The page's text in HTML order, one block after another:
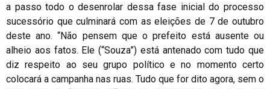
a passo todo o desenrolar dessa fase inicial do processo
sucessório que culminará com as eleições de 7 de outubro
deste ano. “Não pensem que o prefeito está ausente ou
alheio aos fatos. Ele (“Souza”) está antenado com tudo que
diz respeito ao seu grupo político e no momento certo
colocará a campanha nas ruas. Tudo que for dito agora, sem o